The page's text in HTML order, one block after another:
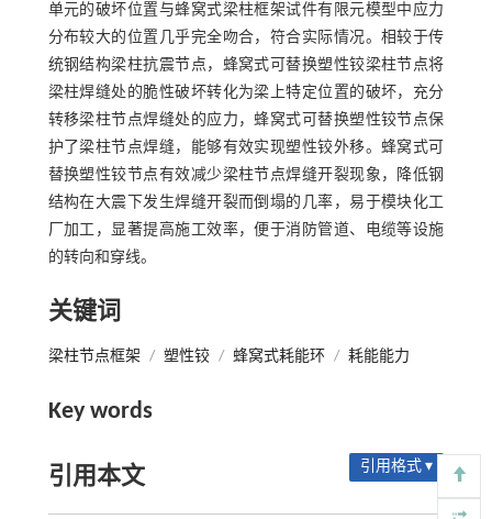
单元的破坏位置与蜂窝式梁柱框架试件有限元模型中应力
分布较大的位置几乎完全吻合，符合实际情况。相较于传
统钢结构梁柱抗震节点，蜂窝式可替换塑性铰梁柱节点将
梁柱焊缝处的脆性破坏转化为梁上特定位置的破坏，充分
转移梁柱节点焊缝处的应力，蜂窝式可替换塑性铰节点保
护了梁柱节点焊缝，能够有效实现塑性铰外移。蜂窝式可
替换塑性铰节点有效减少梁柱节点焊缝开裂现象，降低钢
结构在大震下发生焊缝开裂而倒塌的几率，易于模块化工
厂加工，显著提高施工效率，便于消防管道、电缆等设施
的转向和穿线。
关键词
梁柱节点框架 / 塑性铰 / 蜂窝式耗能环 / 耗能能力
Key words
引用本文 引用格式 ▾